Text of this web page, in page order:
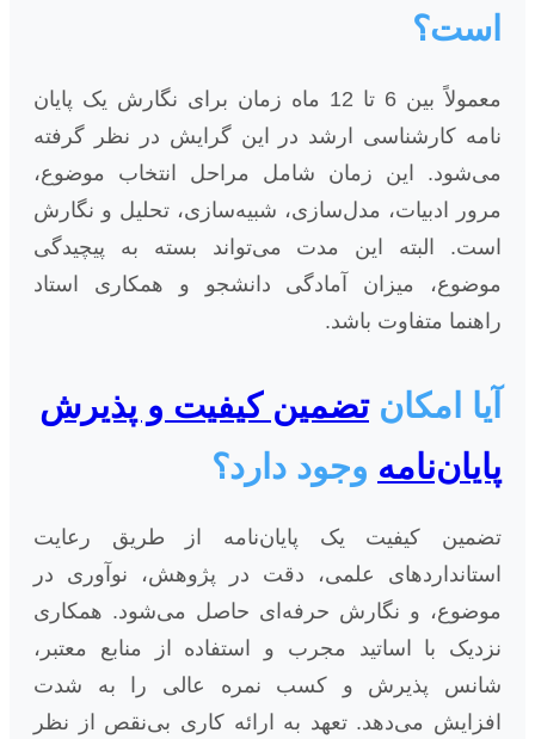
است؟
معمولاً بین 6 تا 12 ماه زمان برای نگارش یک پایان
نامه کارشناسی ارشد در این گرایش در نظر گرفته
می‌شود. این زمان شامل مراحل انتخاب موضوع،
مرور ادبیات، مدل‌سازی، شبیه‌سازی، تحلیل و نگارش
است. البته این مدت می‌تواند بسته به پیچیدگی
موضوع، میزان آمادگی دانشجو و همکاری استاد
راهنما متفاوت باشد.
آیا امکانتضمین کیفیت و پذیرش
پایان‌نامه وجود دارد؟
تضمین کیفیت یک پایان‌نامه از طریق رعایت
استانداردهای علمی، دقت در پژوهش، نوآوری در
موضوع، و نگارش حرفه‌ای حاصل می‌شود. همکاری
نزدیک با اساتید مجرب و استفاده از منابع معتبر،
شانس پذیرش و کسب نمره عالی را به شدت
افزایش می‌دهد. تعهد به ارائه کاری بی‌نقص از نظر